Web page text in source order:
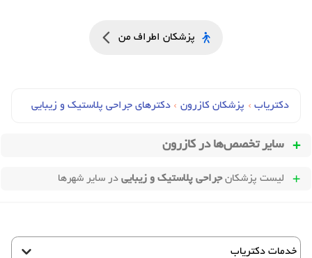
پزشکان اطراف من
دکتریاب › پزشکان کازرون › دکترهای جراحي پلاستیک و زیبایی
سایر تخصص‌ها در کازرون
لیست پزشکانجراحی پلاستیک و زیبایی در سایر شهرها
خدمات دکتریاب